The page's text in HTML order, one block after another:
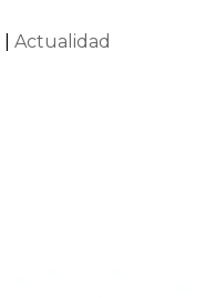
Actualidad